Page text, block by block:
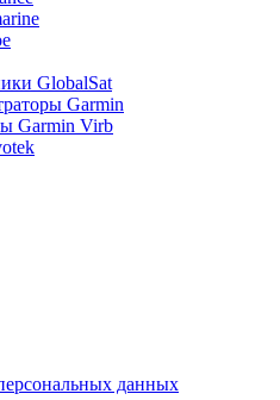
GlobalSat
Garmin
Garmin Virb
данных